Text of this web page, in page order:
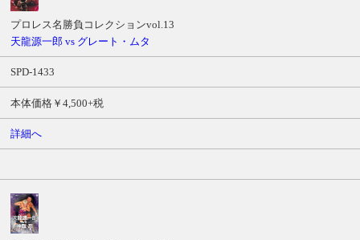
プロレス名勝負コレクションvol.13
天龍源一郎 vs グレート・ムタ
SPD-1433
本体価格￥4,500+税
詳細へ